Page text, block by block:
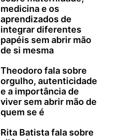
medicina e os
aprendizados de
integrar diferentes
papéis sem abrir mão
de si mesma
Theodoro fala sobre
orgulho, autenticidade
e a importância de
viver sem abrir mão de
quem se é
Rita Batista fala sobre